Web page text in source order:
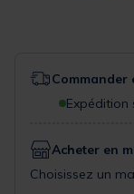
Commander
Expédition
Acheter en
Choisissez un